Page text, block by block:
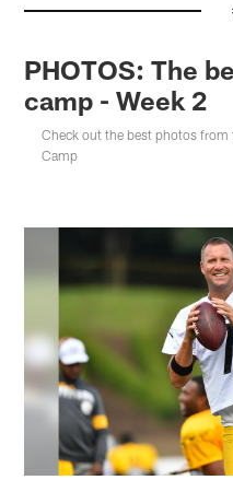
PHOTOS: The
camp - Week 2
Check out the best photos from
Camp